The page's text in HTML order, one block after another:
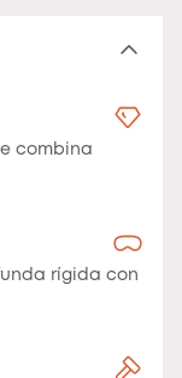
combina
rígida con